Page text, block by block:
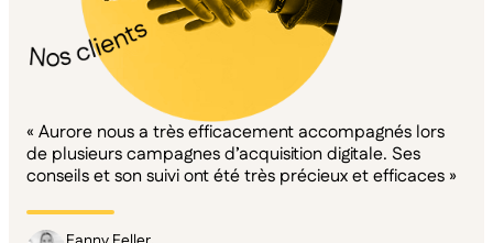
« Aurore nous a très efficacement accompagnés lors
de plusieurs campagnes d’acquisition digitale. Ses
conseils et son suivi ont été très précieux et efficaces »